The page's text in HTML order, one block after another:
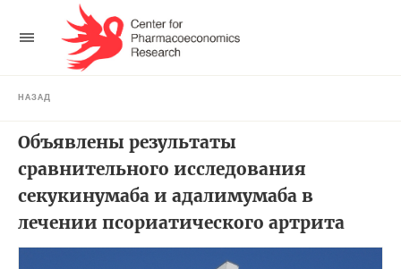
НАЗАД
Объявлены результаты
сравнительного исследования
секукинумаба и адалимумаба в
лечении псориатического артрита